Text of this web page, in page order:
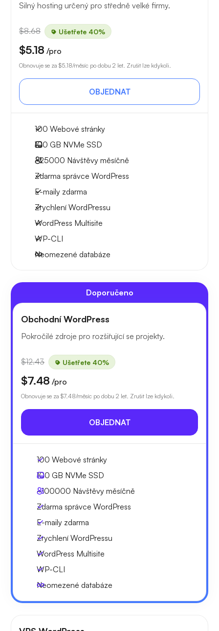
Silný hosting určený pro středně velké firmy.
$8.68 Ušetřete 40%
$5.18 /pro
Obnovuje se za $5.18/měsíc po dobu 2 let. Zrušit lze kdykoli.
OBJEDNAT
100 Webové stránky
100 GB NVMe SSD
~25000 Návštěvy měsíčně
Zdarma správce WordPress
E-maily zdarma
Zrychlení WordPressu
WordPress Multisite
WP-CLI
Neomezené databáze
Doporučeno
Obchodní WordPress
Pokročilé zdroje pro rozšiřující se projekty.
$12.43 Ušetřete 40%
$7.48 /pro
Obnovuje se za $7.48/měsíc po dobu 2 let. Zrušit lze kdykoli.
OBJEDNAT
100 Webové stránky
100 GB NVMe SSD
~100000 Návštěvy měsíčně
Zdarma správce WordPress
E-maily zdarma
Zrychlení WordPressu
WordPress Multisite
WP-CLI
Neomezené databáze